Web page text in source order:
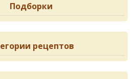
Подборки
рецептов